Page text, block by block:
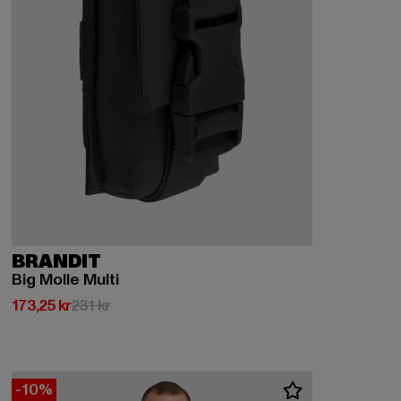
BRANDIT
Big Molle Multi
173,25 kr
Nuvarande pris: 173,25 kr
231 krKampanjpris: 231 kr
-10%